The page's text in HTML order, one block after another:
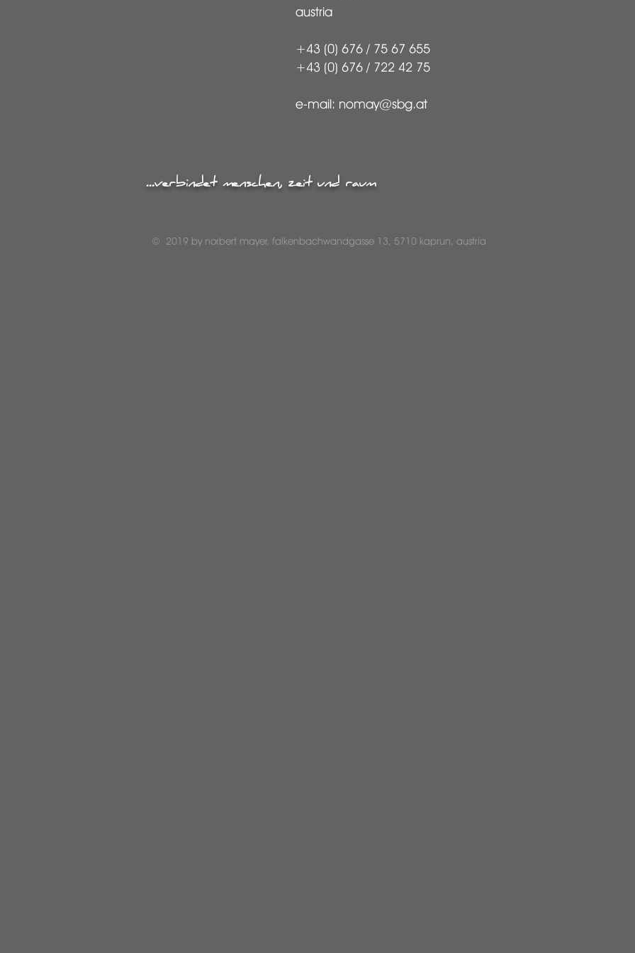
austria
+43 (0) 676 / 75 67 655
+43 (0) 676 / 722 42 75
e-mail: nomay@sbg.at
...verbindet menschen, zeit und raum
© 2019 by norbert mayer, falkenbachwandgasse 13, 5710 kaprun, austria